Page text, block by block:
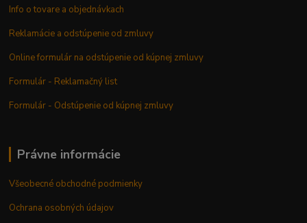
Info o tovare a objednávkach
Reklamácie a odstúpenie od zmluvy
Online formulár na odstúpenie od kúpnej zmluvy
Formulár - Reklamačný list
Formulár - Odstúpenie od kúpnej zmluvy
Právne informácie
Všeobecné obchodné podmienky
Ochrana osobných údajov